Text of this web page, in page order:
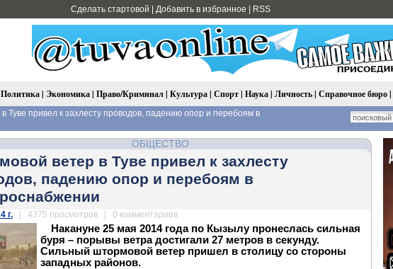
Сделать стартовой Добавить в избранное RSS
Политика| Экономика| Право/Криминал| Культура| Спорт| Наука| Личность| Справочное бюро|
Туве привел к захлесту проводов, падению опор и перебоям в
ОБЩЕСТВО
ветер в Туве привел к захлесту
падению опор и перебоям в
г. | 4375 просмотров | 0 комментариев
Накануне 25 мая 2014 года по Кызылу пронеслась сильная
буря – порывы ветра достигали 27 метров в секунду.
Сильный штормовой ветер пришел в столицу со стороны
западных районов.